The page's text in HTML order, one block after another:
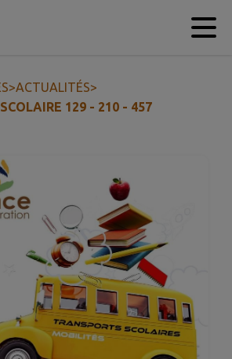
>ACTUALITÉS>
129 - 210 - 457